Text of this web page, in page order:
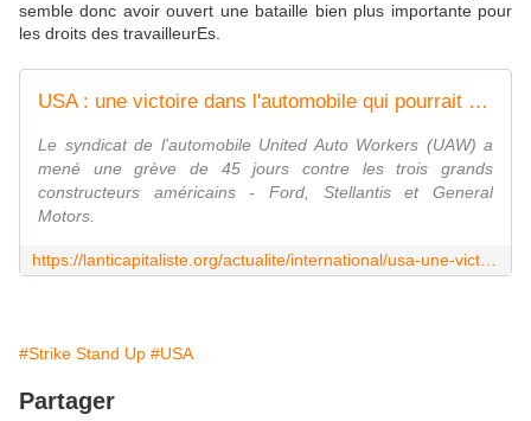
semble donc avoir ouvert une bataille bien plus importante pour
les droits des travailleurEs.
USA : une victoire dans l'automobile qui pourrait transformer le mouvement syndical américain
Le syndicat de l'automobile United Auto Workers (UAW) a
mené une grève de 45 jours contre les trois grands
constructeurs américains - Ford, Stellantis et General
Motors.
#Strike Stand Up #USA
Partager